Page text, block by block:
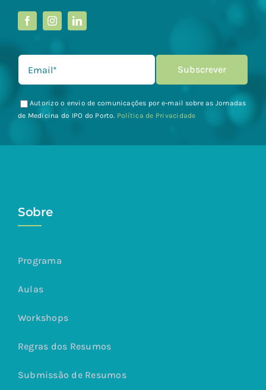
Autorizo o envio de comunicações por e-mail sobre as Jornadas
de Medicina do IPO do Porto. Política de Privacidade
Sobre
Programa
Aulas
Workshops
Regras dos Resumos
Submissão de Resumos